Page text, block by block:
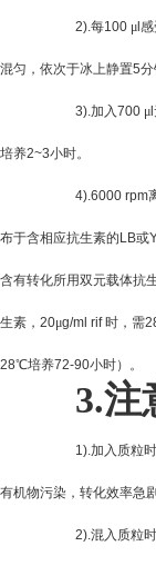
2).每100 μl 感
混匀，依次于冰上静置5
3).加入700 μl
培养2~3小时。
4).6000 rpm
布于含相应抗生素的 LB或
含有转化所用双元载体抗
生素， 20μg/ml rif 时，需
28℃培养72-90小时）。
3.注
1).加入质粒
有机物污染，转化效率急
2).混入质粒